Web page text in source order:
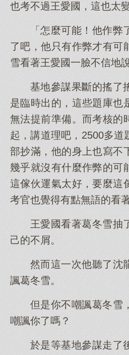
也考不過王愛國，這也太
「怎麼可能！他作
了吧，他只有作弊才有可
雪看著王愛國一臉不信地說
基地參謀果斷的搖了
是臨時出的，這些題庫也
無法提前準備。而考核的
起，講道理吧，2500多道
部抄滿，他的身上也寫不
幾乎就沒有什麼作弊的可
這傢伙運氣太好，要麼這
考官也覺得有點無語的看
王愛國看著葛冬雪抽
己的不屑。
然而這一次他聽了沈
諷葛冬雪。
但是你不嘲諷葛冬雪
嘲諷你了嗎？
於是等基地參謀走了